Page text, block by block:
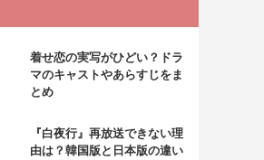
着せ恋の実写がひどい？ドラ
マのキャストやあらすじをま
とめ
『白夜行』再放送できない理
由は？韓国版と日本版の違い